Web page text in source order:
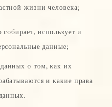
жизни человека;
использует и
данные;
о том, как их
и какие права
и обрабатываются с целью
и представления наилучшего
Политики конфиденциальности